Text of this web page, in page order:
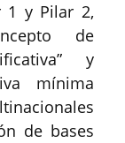
1 y Pilar 2,
de
y
mínima
de bases